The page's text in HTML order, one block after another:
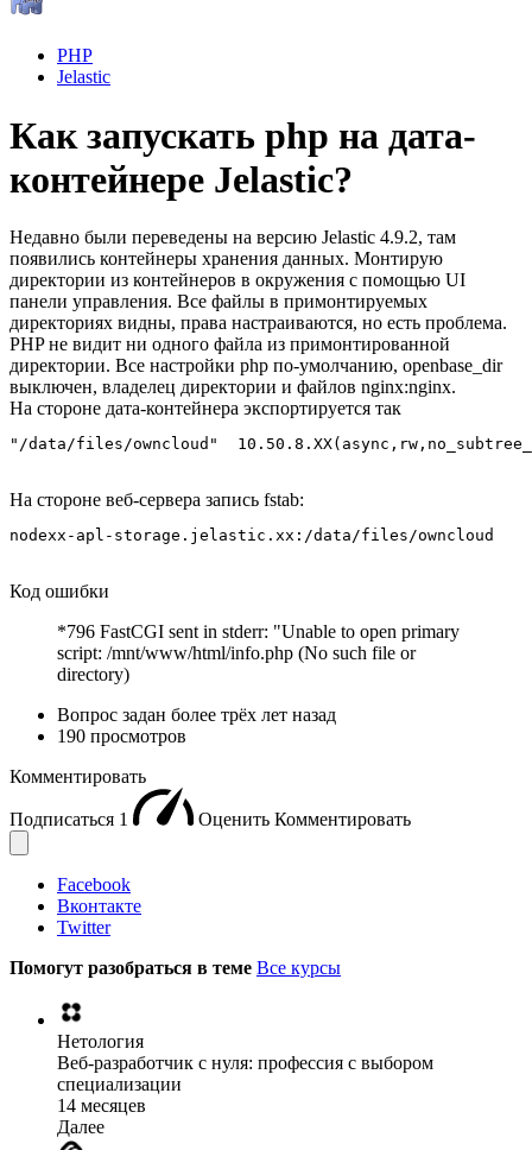
PHP
Jelastic
Как запускать php на дата-
контейнере Jelastic?
Недавно были переведены на версию Jelastic 4.9.2, там
появились контейнеры хранения данных. Монтирую
директории из контейнеров в окружения с помощью UI
панели управления. Все файлы в примонтируемых
директориях видны, права настраиваются, но есть проблема.
PHP не видит ни одного файла из примонтированной
директории. Все настройки php по-умолчанию, openbase_dir
выключен, владелец директории и файлов nginx:nginx.
На стороне дата-контейнера экспортируется так
"/data/files/owncloud"
На стороне веб-сервера запись fstab:
Код ошибки
*796 FastCGI sent in stderr: "Unable to open primary
script: /mnt/www/html/info.php (No such file or
directory)
Вопрос задан более трёх лет назад
190 просмотров
Комментировать
Подписаться 1 Оценить Комментировать
Facebook
Вконтакте
Twitter
Помогут разобраться в теме Все курсы
Нетология
Веб-разработчик с нуля: профессия с выбором
специализации
14 месяцев
Далее